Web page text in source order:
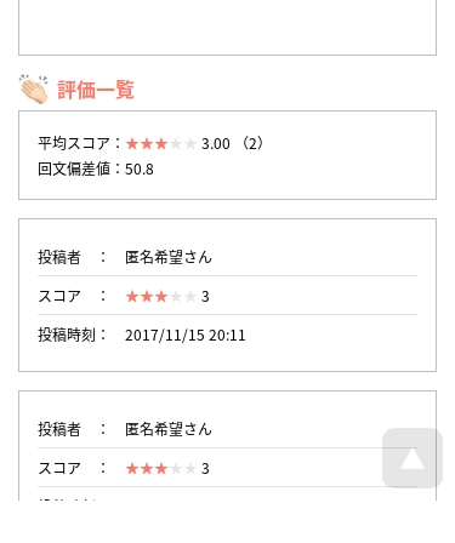
評価一覧
平均スコア：
3.00 （2）
回文偏差値：50.8
投稿者
匿名希望さん
スコア
3
投稿時刻
2017/11/15 20:11
投稿者
匿名希望さん
スコア
3
投稿時刻